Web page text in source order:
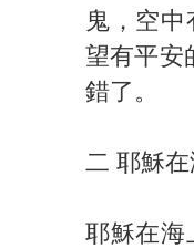
鬼，空
望有平安
錯了。
二 耶穌
耶穌在海